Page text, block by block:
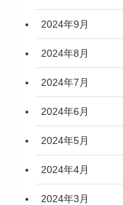
2024年9月
2024年8月
2024年7月
2024年6月
2024年5月
2024年4月
2024年3月